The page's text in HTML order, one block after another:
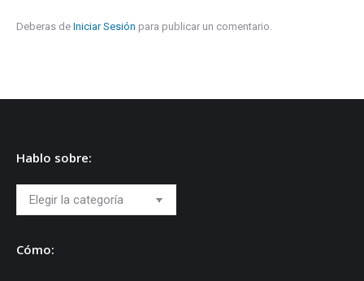
Deberas de Iniciar Sesión para publicar un comentario.
Hablo sobre:
Hablo
sobre:
Cómo: